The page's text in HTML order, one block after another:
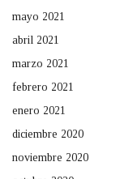
mayo 2021
abril 2021
marzo 2021
febrero 2021
enero 2021
diciembre 2020
noviembre 2020